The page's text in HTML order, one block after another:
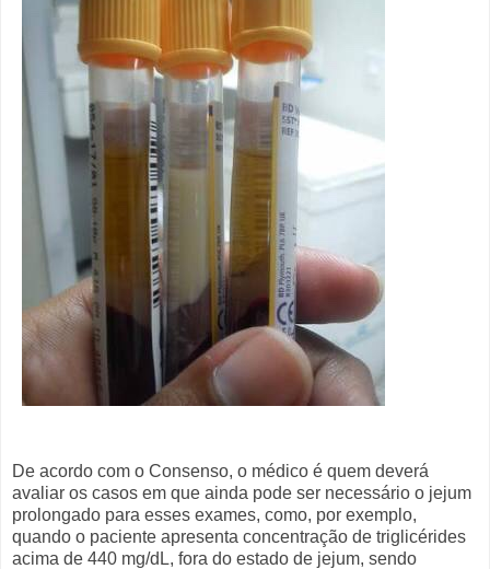
De acordo com o Consenso, o médico é quem deverá
avaliar os casos em que ainda pode ser necessário o jejum
prolongado para esses exames, como, por exemplo,
quando o paciente apresenta concentração de triglicérides
acima de 440 mg/dL, fora do estado de jejum, sendo